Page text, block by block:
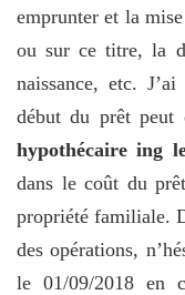
emprunter et la
ou sur ce titre, la
naissance, etc.
début du prêt peut
hypothécaire ing
dans le coût du
propriété familiale.
des opérations,
le 01/09/2018 en